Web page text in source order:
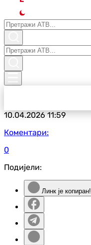
10.04.202611:59
Коментари:
0
Подијели:
Линк је копиран!